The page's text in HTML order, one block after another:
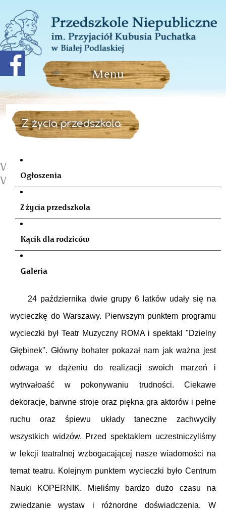
Z życia przedszkola
Wycieczka 6 latków do
Warszawy
Ogłoszenia
Z życia przedszkola
Kącik dla rodziców
Galeria
24 października dwie grupy 6 latków udały się na
wycieczkę do Warszawy. Pierwszym punktem programu
wycieczki był Teatr Muzyczny ROMA i spektakl "Dzielny
Głębinek". Główny bohater pokazał nam jak ważna jest
odwaga w dążeniu do realizacji swoich marzeń i
wytrwałoaść w pokonywaniu trudności. Ciekawe
dekoracje, barwne stroje oraz piękna gra aktorów i pełne
ruchu oraz śpiewu układy taneczne zachwyciły
wszystkich widzów. Przed spektaklem uczestniczyliśmy
w lekcji teatralnej wzbogacającej nasze wiadomości na
temat teatru. Kolejnym punktem wycieczki było Centrum
Nauki KOPERNIK. Mieliśmy bardzo dużo czasu na
zwiedzanie wystaw i różnordne doświadczenia. W